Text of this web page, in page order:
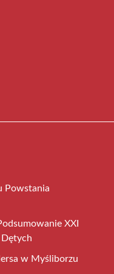
Powstania
XXI
w Myśliborzu